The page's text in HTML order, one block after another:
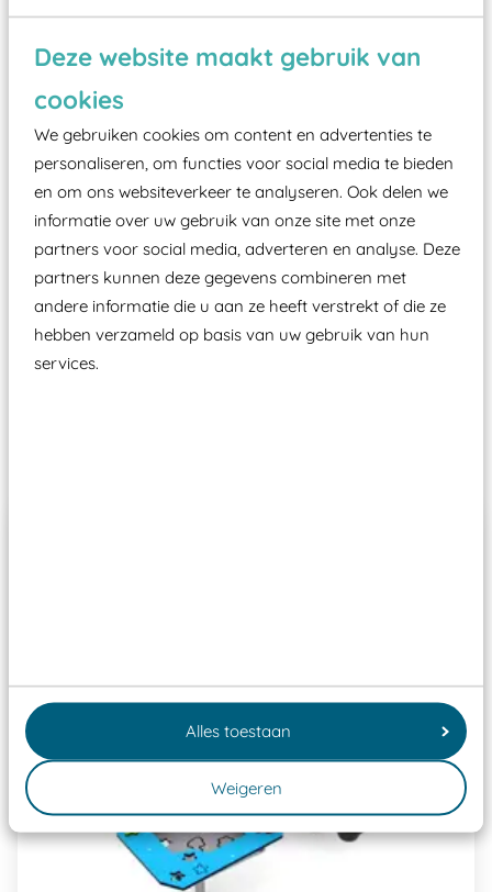
Deze website maakt gebruik van
cookies
We gebruiken cookies om content en advertenties te
personaliseren, om functies voor social media te bieden
en om ons websiteverkeer te analyseren. Ook delen we
informatie over uw gebruik van onze site met onze
partners voor social media, adverteren en analyse. Deze
partners kunnen deze gegevens combineren met
andere informatie die u aan ze heeft verstrekt of die ze
hebben verzameld op basis van uw gebruik van hun
services.
Alles toestaan
Weigeren
Wist je dat:
valondergrond onder speeltoestellen verplicht is
zoals kunstgras, rubber tegels of boomschors?
Elk speeltoestel in de openbare ruimte voorzien
moet zijn van een typekeuring, -plaatje en
certificering, uitgegeven door een Nederlands
aangewezen keuringsinstantie?
Wij ook speeltoestellen kunnen laten keuren zodat
ze toch binnen het Warenwetbesluit Attractie- en
Speeltoestellen vallen?